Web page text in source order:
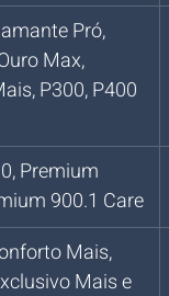
Pró,
Max,
P300, P400
Premium
900.1 Care
Mais,
Mais e